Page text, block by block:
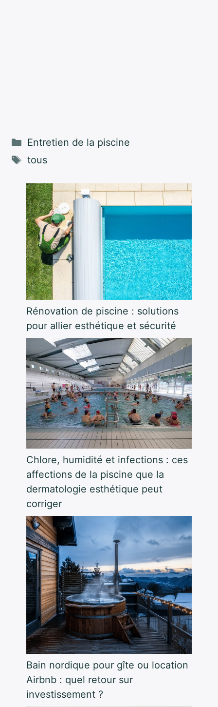
Catégories
Entretien de la piscine
Étiquettes
tous
Rénovation de piscine : solutions
pour allier esthétique et sécurité
Chlore, humidité et infections : ces
affections de la piscine que la
dermatologie esthétique peut
corriger
Bain nordique pour gîte ou location
Airbnb : quel retour sur
investissement ?